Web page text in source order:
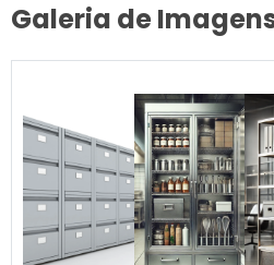
Galeria de